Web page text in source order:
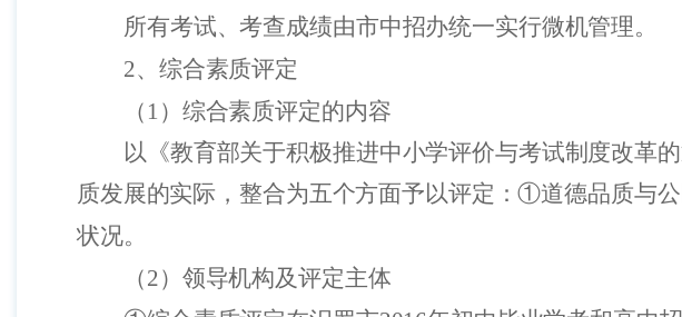
所有考试、考查成绩由市中招办统一实行微机管理。
2、综合素质评定
（ 1 ）综合素质评定的内容
以《教育部关于积极推进中小学评价与考试制度改革
质发展的实际，整合为五个方面予以评定：①道德品质
状况。
（2）领导机构及评定主体